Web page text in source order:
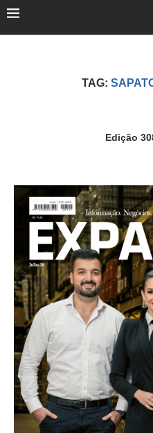
TAG:
Edição